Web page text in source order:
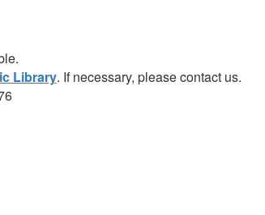
Library. If necessary, please contact us.